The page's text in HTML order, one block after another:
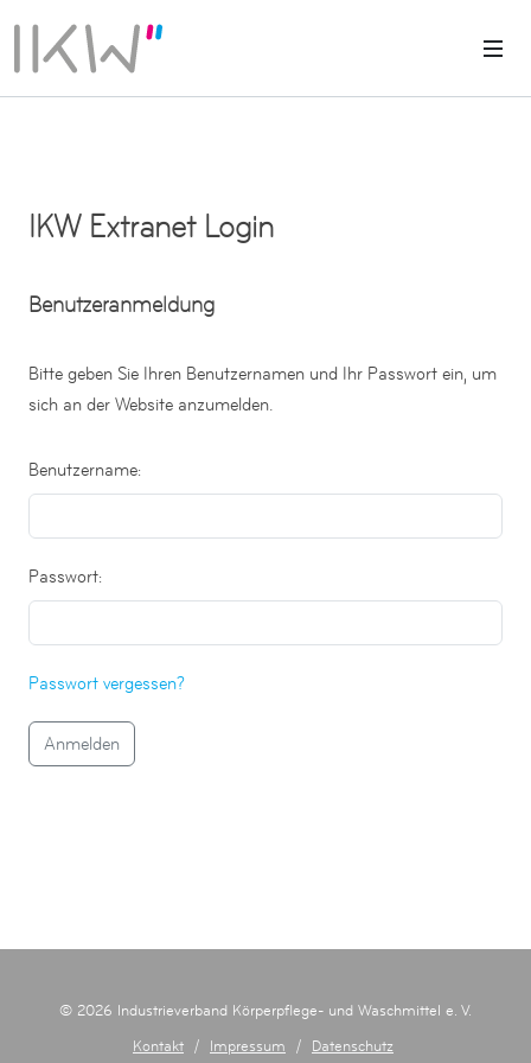
IKW Extranet Login
Benutzeranmeldung
Bitte geben Sie Ihren Benutzernamen und Ihr Passwort ein, um
sich an der Website anzumelden.
Benutzername:
Passwort:
Passwort vergessen?
© 2026 Industrieverband Körperpflege- und Waschmittel e. V.
Kontakt / Impressum / Datenschutz